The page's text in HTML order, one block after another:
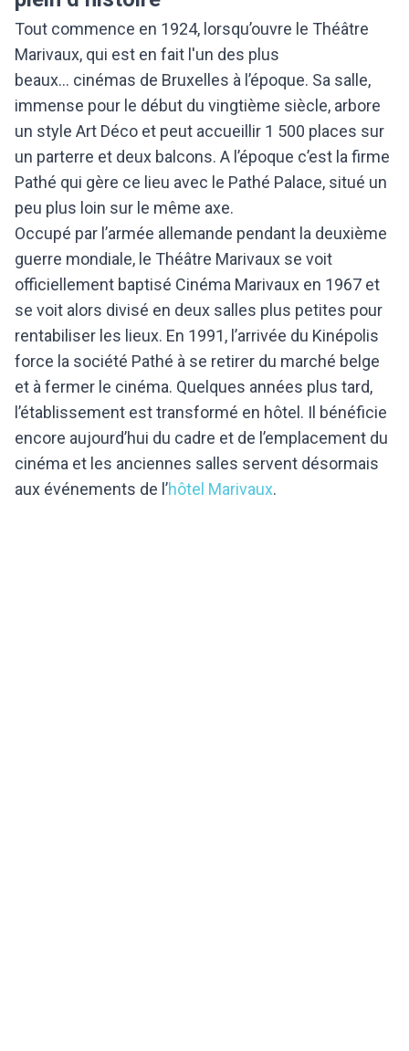
Tout commence en 1924, lorsqu’ouvre le Théâtre
Marivaux, qui est en fait l'un des plus
beaux... cinémas de Bruxelles à l’époque. Sa salle,
immense pour le début du vingtième siècle, arbore
un style Art Déco et peut accueillir 1 500 places sur
un parterre et deux balcons. A l’époque c’est la firme
Pathé qui gère ce lieu avec le Pathé Palace, situé un
peu plus loin sur le même axe.
Occupé par l’armée allemande pendant la deuxième
guerre mondiale, le Théâtre Marivaux se voit
officiellement baptisé Cinéma Marivaux en 1967 et
se voit alors divisé en deux salles plus petites pour
rentabiliser les lieux. En 1991, l’arrivée du Kinépolis
force la société Pathé à se retirer du marché belge
et à fermer le cinéma. Quelques années plus tard,
l’établissement est transformé en hôtel. Il bénéficie
encore aujourd’hui du cadre et de l’emplacement du
cinéma et les anciennes salles servent désormais
aux événements de l’hôtel Marivaux.